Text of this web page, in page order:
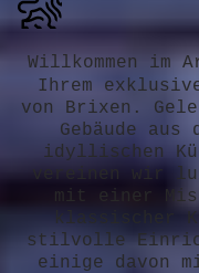
Willkommen im
Ihrem
von Brixen.
Gebäude
idyllischen
vereinen wir
mit einer
klassischer
stilvolle
einige davon